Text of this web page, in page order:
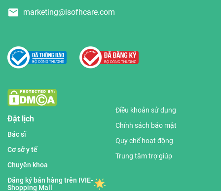
marketing@isofhcare.com
Đặt lịch
Bác sĩ
Cơ sở y tế
Chuyên khoa
Đăng ký bán hàng trên IVIE-
Shopping Mall
Điều khoản sử dụng
Chính sách bảo mật
Quy chế hoạt động
Trung tâm trợ giúp